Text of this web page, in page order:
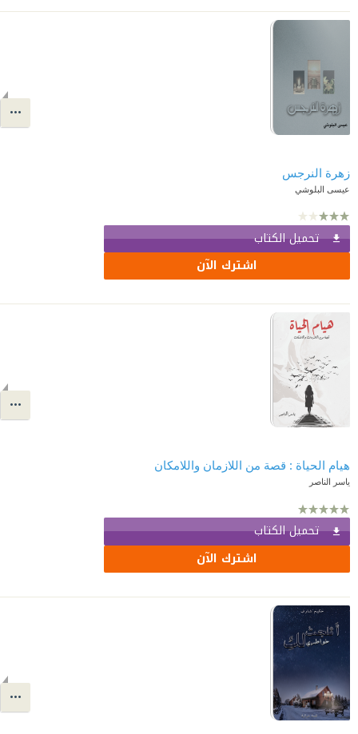
زهرة النرجس
عيسى البلوشي
تحميل الكتاب
اشترك الآن
هيام الحياة : قصة من اللازمان واللامكان
ياسر الناصر
تحميل الكتاب
اشترك الآن